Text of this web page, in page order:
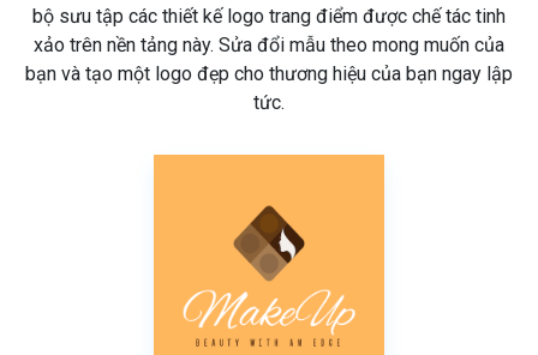
bộ sưu tập các thiết kế logo trang điểm được chế tác tinh
xảo trên nền tảng này. Sửa đổi mẫu theo mong muốn của
bạn và tạo một logo đẹp cho thương hiệu của bạn ngay lập
tức.